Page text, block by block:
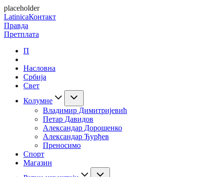
placeholder
LatinicaКонтакт
Правда
Претплата
П
Насловна
Србија
Свет
Колумне
Владимир Димитријевић
Петар Давидов
Александар Дорошенко
Александар Ђурђев
Преносимо
Спорт
Магазин